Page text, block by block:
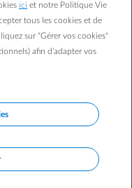
: «Chérie, tu es
ici et notre Politique Vie
tous les cookies et de
sur "Gérer vos cookies"
afin d’adapter vos